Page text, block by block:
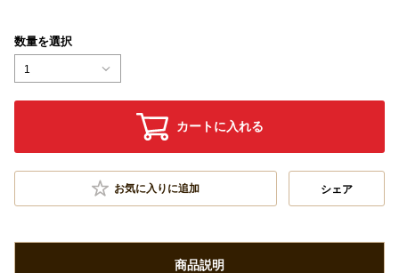
数量を選択
1
カートに入れる
お気に入りに追加 シェア
商品説明